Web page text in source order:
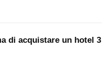
di acquistare un hotel 3